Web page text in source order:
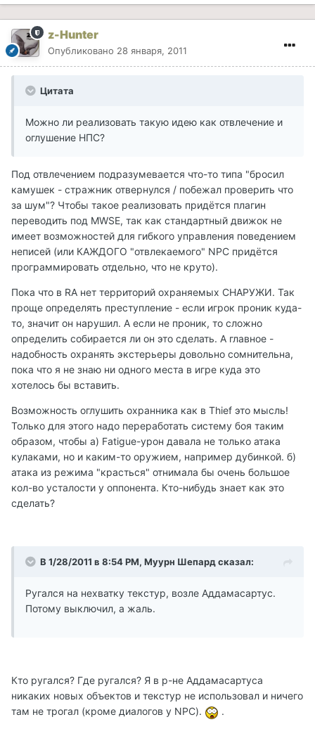
z-Hunter
Опубликовано 28 января, 2011
Цитата
Можно ли реализовать такую идею как отвлечение и
оглушение НПС?
Под отвлечением подразумевается что-то типа "бросил
камушек - стражник отвернулся / побежал проверить что
за шум"? Чтобы такое реализовать придётся плагин
переводить под MWSE, так как стандартный движок не
имеет возможностей для гибкого управления поведением
неписей (или КАЖДОГО "отвлекаемого" NPC придётся
программировать отдельно, что не круто).
Пока что в RA нет территорий охраняемых СНАРУЖИ. Так
проще определять преступление - если игрок проник куда-
то, значит он нарушил. А если не проник, то сложно
определить собирается ли он это сделать. А главное -
надобность охранять экстерьеры довольно сомнительна,
пока что я не знаю ни одного места в игре куда это
хотелось бы вставить.
Возможность оглушить охранника как в Thief это мысль!
Только для этого надо переработать систему боя таким
образом, чтобы а) Fatigue-урон давала не только атака
кулаками, но и каким-то оружием, например дубинкой. б)
атака из режима "красться" отнимала бы очень большое
кол-во усталости у оппонента. Кто-нибудь знает как это
сделать?
В 1/28/2011 в 8:54 PM, Муурн Шепард сказал:
Ругался на нехватку текстур, возле Аддамасартус.
Потому выключил, а жаль.
Кто ругался? Где ругался? Я в р-не Аддамасартуса
никаких новых объектов и текстур не использовал и ничего
там не трогал (кроме диалогов у NPC).
.